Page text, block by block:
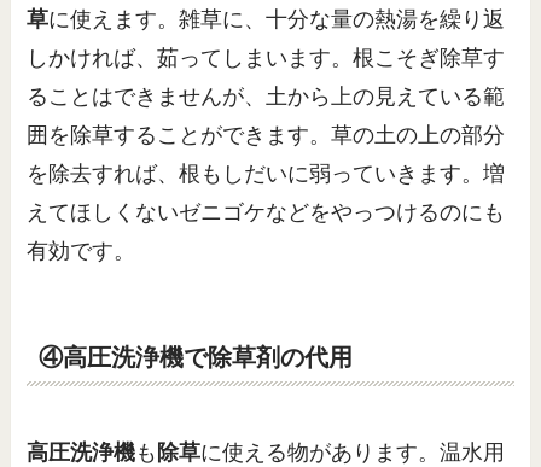
草に使えます。雑草に、十分な量の熱湯を繰り返
しかければ、茹ってしまいます。根こそぎ除草す
ることはできませんが、土から上の見えている範
囲を除草することができます。草の土の上の部分
を除去すれば、根もしだいに弱っていきます。増
えてほしくないゼニゴケなどをやっつけるのにも
有効です。
④高圧洗浄機で除草剤の代用
高圧洗浄機も 除草に使える物があります。温水用